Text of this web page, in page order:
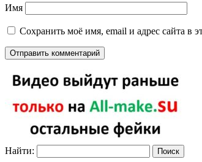
Имя
Сохранить моё имя, email и адрес сайта в
Найти: